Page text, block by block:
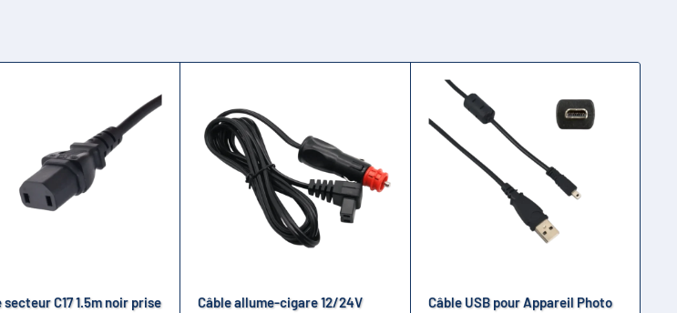
secteur C17 1.5m noir prise
Câble allume-cigare 12/24V
Câble USB pour Appareil Photo